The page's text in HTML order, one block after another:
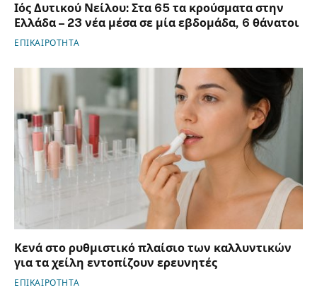
Ιός Δυτικού Νείλου: Στα 65 τα κρούσματα στην
Ελλάδα – 23 νέα μέσα σε μία εβδομάδα, 6 θάνατοι
ΕΠΙΚΑΙΡΟΤΗΤΑ
Κενά στο ρυθμιστικό πλαίσιο των καλλυντικών
για τα χείλη εντοπίζουν ερευνητές
ΕΠΙΚΑΙΡΟΤΗΤΑ